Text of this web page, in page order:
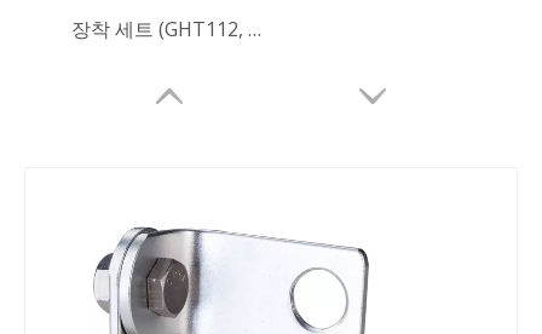
장착 세트 (GHT112, M8/AL)